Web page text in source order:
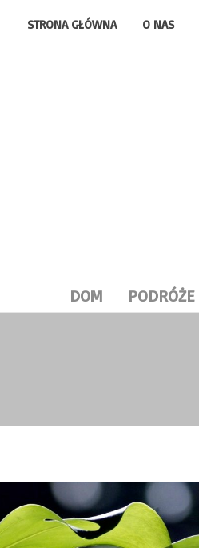
STRONA GŁÓWNA O NAS
DOM PODRÓŻE